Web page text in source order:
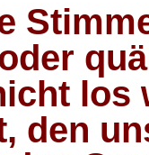
los
den